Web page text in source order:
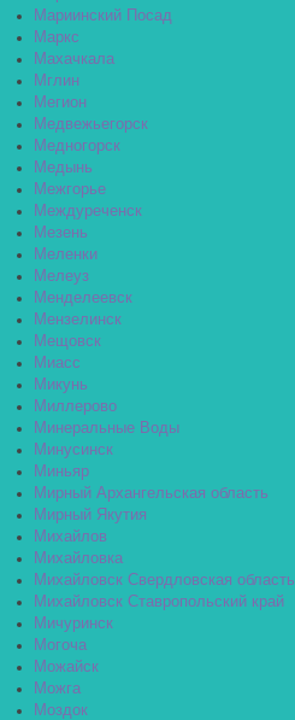
Мариинский Посад
Маркс
Махачкала
Мглин
Мегион
Медвежьегорск
Медногорск
Медынь
Межгорье
Междуреченск
Мезень
Меленки
Мелеуз
Менделеевск
Мензелинск
Мещовск
Миасс
Микунь
Миллерово
Минеральные Воды
Минусинск
Миньяр
Мирный Архангельская область
Мирный Якутия
Михайлов
Михайловка
Михайловск Свердловская область
Михайловск Ставропольский край
Мичуринск
Могоча
Можайск
Можга
Моздок